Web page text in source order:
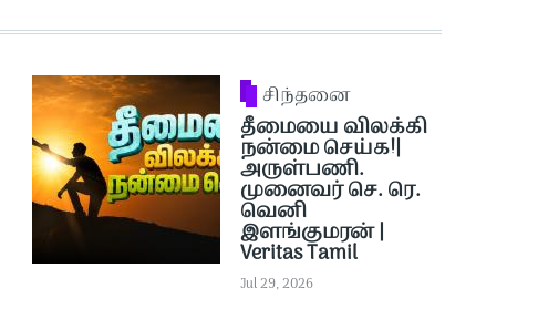
சிந்தனை
தீமையை விலக்கி
நன்மை செய்க!|
அருள்பணி.
முனைவர் செ. ரெ.
வெனி
இளங்குமரன் |
Veritas Tamil
Jul 29, 2026